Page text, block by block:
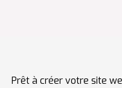
Prêt à créer votre site